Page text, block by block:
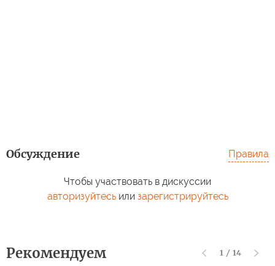
Обсуждение Правила
Чтобы участвовать в дискуссии
авторизуйтесьили зарегистрируйтесь
Рекомендуем 1 / 14